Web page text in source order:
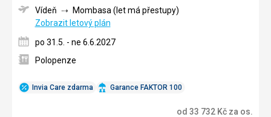
Invia Care zdarma Garance FAKTOR 100
Vídeň
Mombasa (let má přestupy)
Zobrazit letový plán
po 31.5. - ne 6.6.2027
Polopenze
od 33 732 Kč za os.